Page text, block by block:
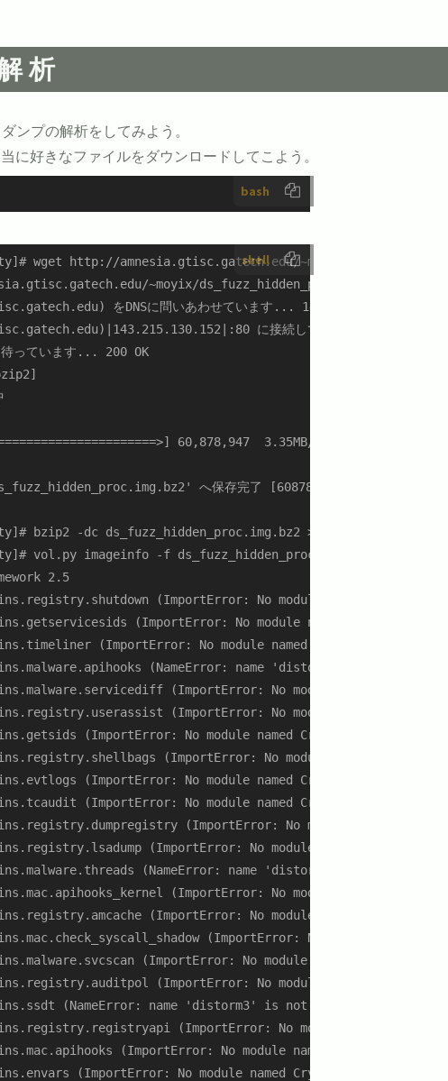
析
ンプの解析をしてみよう。
に好きなファイルをダウンロードしてこよう。
bash
shell
wget http://amnesia.gtisc.gatech.edu/~moyix/
~moyix/ds_fuzz_hidden_proc.img.bz2
をDNSに問いあわせています... 143.215.130.152
に接続しています... 接 続しまし
待っています... 200 OK
60,878,947  3.35MB/s 時間 23s
へ保存完了 [60878947/60878947]
bzip2 -dc ds_fuzz_hidden_proc.img.bz2 >
vol.py imageinfo -f ds_fuzz_hidden_proc.img
2.5
(ImportError: No module named
(ImportError: No module named Crypto.Hash)
(ImportError: No module named Crypto.Hash)
(NameError: name 'distorm3' is not
(ImportError: No module named
(ImportError: No module named
(ImportError: No module named Crypto.Hash)
(ImportError: No module named
(ImportError: No module named Crypto.Hash)
(ImportError: No module named Crypto.Hash)
(ImportError: No module named
(ImportError: No module named Crypto.Hash)
(NameError: name 'distorm3' is not defined)
(ImportError: No module named distorm3)
(ImportError: No module named Crypto.Hash)
(ImportError: No module named
(ImportError: No module named Crypto.Hash)
(ImportError: No module named
(NameError: name 'distorm3' is not defined)
(ImportError: No module named
(ImportError: No module named distorm3)
(ImportError: No module named Crypto.Hash)